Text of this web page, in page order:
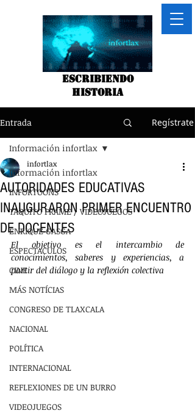
Escribiendo
historia
Entrada Regístrate
Información infortlax
INFORTOONS
TAQUITO FRAME / VIDEOJUEGOS
ENRIQUE GASGA
ESPECTACULOS
CINE
MÁS NOTÍCIAS
CONGRESO DE TLAXCALA
NACIONAL
POLÍTICA
INTERNACIONAL
REFLEXIONES DE UN BURRO
VIDEOJUEGOS
Información infortlax
AUTORIDADES EDUCATIVAS
INAUGURARON PRIMER ENCUENTRO
DE DOCENTES
infortlax
El objetivo es el intercambio de
conocimientos, saberes y experiencias, a
partir del diálogo y la reflexión colectiva